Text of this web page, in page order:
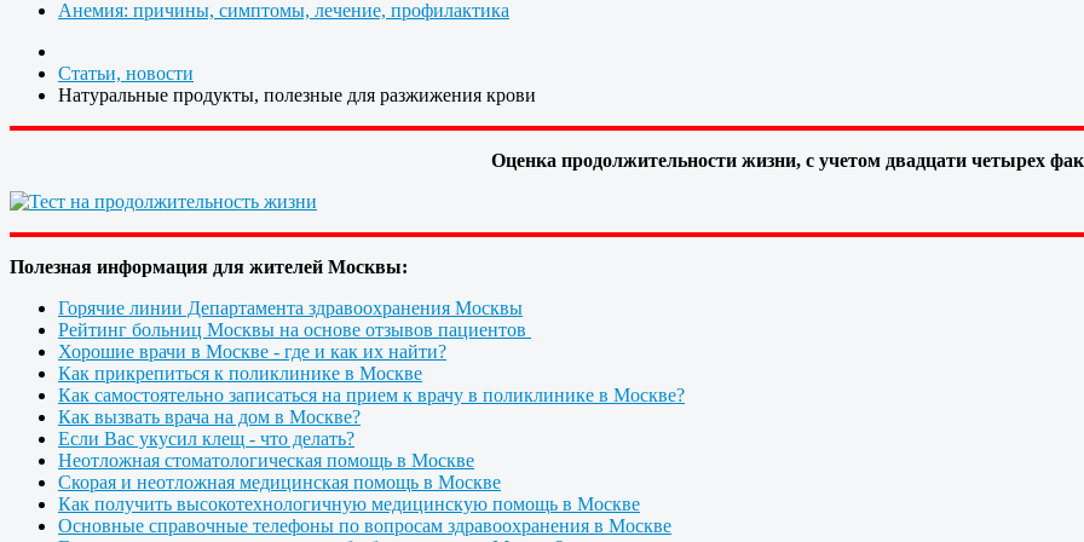
Анемия: причины, симптомы, лечение, профилактика
Статьи, новости
Натуральные продукты, полезные для разжижения крови
Оценка продолжительности жизни, с учетом двадцати четырех
Полезная информация для жителей Москвы:
Горячие линии Департамента здравоохранения Москвы
Рейтинг больниц Москвы на основе отзывов пациентов
Хорошие врачи в Москве - где и как их найти?
Как прикрепиться к поликлинике в Москве
Как самостоятельно записаться на прием к врачу в поликлинике в Москве?
Как вызвать врача на дом в Москве?
Если Вас укусил клещ - что делать?
Неотложная стоматологическая помощь в Москве
Скорая и неотложная медицинская помощь в Москве
Как получить высокотехнологичную медицинскую помощь в Москве
Основные справочные телефоны по вопросам здравоохранения в Москве